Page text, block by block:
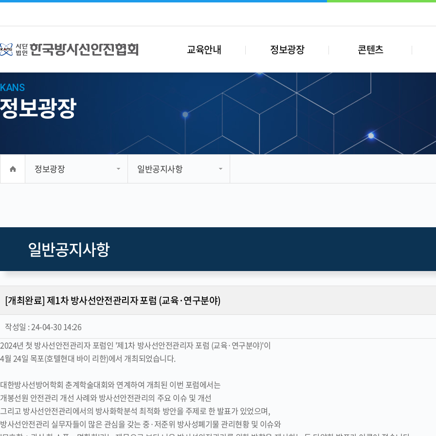
교육안내 정보광장 콘텐츠
KANS
보광장
정보광장 일반공지사항
일반공지사항
[개최완료] 제1차 방사선안전관리자 포럼 (교육·연구분야)
작성일 :24-04-30 14:26
2024년 첫 방사선안전관리자 포럼인 '제1차 방사선안전관리자 포럼 (교육·연구분야)'이
4월 24일 목포(호텔현대 바이 리한)에서 개최되었습니다.
대한방사선방어학회 춘계학술대회와 연계하여 개최된 이번 포럼에서는
개봉선원 안전관리 개선 사례와 방사선안전관리의 주요 이슈 및 개선
그리고 방사선안전관리에서의 방사화학분석 최적화 방안을 주제로 한 발표가 있었으며,
방사선안전관리 실무자들이 많은 관심을 갖는 중·저준위 방사성폐기물 관리현황 및 이슈와